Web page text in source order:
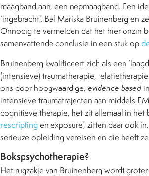
maagband aan, een nepmaagband. Een
‘ingebracht’. Bel Mariska Bruinenberg en
Onnodig te vermelden dat het hier onzin
samenvattende conclusie in een stuk op
Bruinenberg kwalificeert zich als een
(intensieve) traumatherapie,
ons door hoogwaardige, evidence based
intensieve traumatrajecten aan middels
cognitieve therapie, het zit allemaal in het
rescriptingen exposure’, zitten daar ook
serieuze opleiding vereisen en die heeft
Bokspsychotherapie?
Het rugzakje van Bruinenberg wordt